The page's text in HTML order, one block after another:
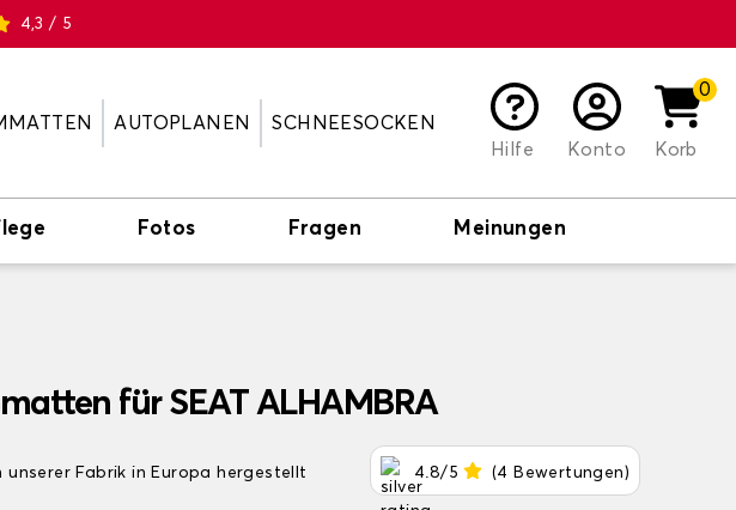
4,3 / 5
AUTOPLANEN
SCHNEESOCKEN
Hilfe
Konto
0
Korb
Fotos Fragen Meinungen
für SEAT ALHAMBRA
unserer Fabrik in Europa hergestellt 4.8/5 (4 Bewertungen)